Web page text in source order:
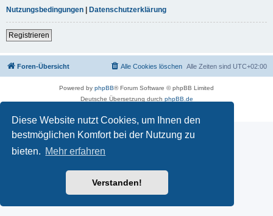
Diese Website nutzt Cookies, um Ihnen den
bestmöglichen Komfort bei der Nutzung zu
bieten. Mehr erfahren
Verstanden!
Nutzungsbedingungen | Datenschutzerklärung
Registrieren
Foren-Übersicht Alle Zeiten sind UTC+02:00
Alle Cookies löschen
Powered by phpBB® Forum Software © phpBB Limited
Deutsche Übersetzung durch phpBB.de